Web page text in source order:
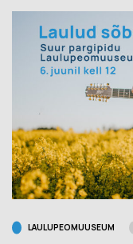
LAULUPEOMUUSEUM